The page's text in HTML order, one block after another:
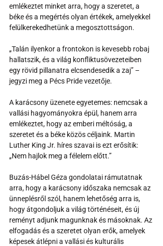
emlékeztet minket arra, hogy a szeretet, a
béke és a megértés olyan értékek, amelyekkel
felülkerekedhetünk a megosztottságon.
„Talán ilyenkor a frontokon is kevesebb robaj
hallatszik, és a világ konfliktusövezeteiben
egy rövid pillanatra elcsendesedik a zaj” –
jegyzi meg a Pécs Pride vezetője.
A karácsony üzenete egyetemes: nemcsak a
vallási hagyományokra épül, hanem arra
emlékeztet, hogy az emberi méltóság, a
szeretet és a béke közös céljaink. Martin
Luther King Jr. híres szavai is ezt erősítik:
„Nem hajlok meg a félelem előtt.”
Buzás-Hábel Géza gondolatai rámutatnak
arra, hogy a karácsony időszaka nemcsak az
ünneplésről szól, hanem lehetőség arra is,
hogy átgondoljuk a világ történéseit, és új
reményt adjunk magunknak és másoknak. Az
elfogadás és a szeretet olyan erők, amelyek
képesek átlépni a vallási és kulturális